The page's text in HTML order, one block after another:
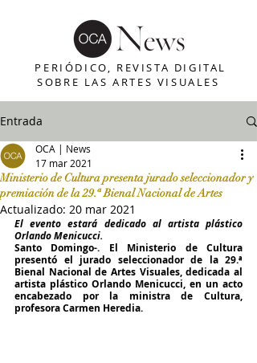
PERIÓDICO, REVISTA DIGITAL
SOBRE LAS ARTES VISUALES
Entrada
Ministerio de Cultura presenta jurado seleccionador y
premiación de la 29.ª Bienal Nacional de Artes
OCA | News
17 mar 2021
Actualizado: 20 mar 2021
El evento estará dedicado al artista plástico
Orlando Menicucci.
Santo Domingo-. El Ministerio de Cultura
presentó el jurado seleccionador de la 29.ª
Bienal Nacional de Artes Visuales, dedicada al
artista plástico Orlando Menicucci, en un acto
encabezado por la ministra de Cultura,
profesora Carmen Heredia.